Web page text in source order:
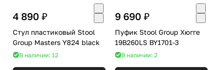
4 890 ₽
Стул пластиковый Stool
Group Masters Y824 black
В наличии: 12
9 690 ₽
Пуфик Stool Group Хюгге
19B260LS BY1701-3
В наличии: 2